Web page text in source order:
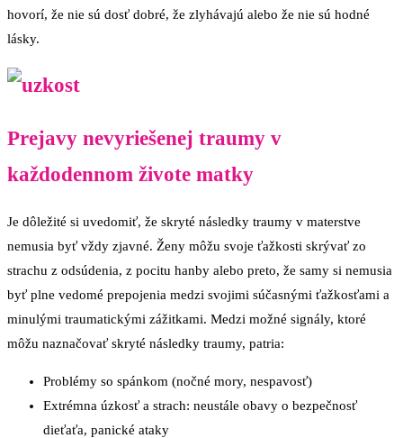
hovorí, že nie sú dosť dobré, že zlyhávajú alebo že nie sú hodné
lásky.
Prejavy nevyriešenej traumy v
každodennom živote matky
Je dôležité si uvedomiť, že skryté následky traumy v materstve
nemusia byť vždy zjavné. Ženy môžu svoje ťažkosti skrývať zo
strachu z odsúdenia, z pocitu hanby alebo preto, že samy si nemusia
byť plne vedomé prepojenia medzi svojimi súčasnými ťažkosťami a
minulými traumatickými zážitkami. Medzi možné signály, ktoré
môžu naznačovať skryté následky traumy, patria:
Problémy so spánkom (nočné mory, nespavosť)
Extrémna úzkosť a strach: neustále obavy o bezpečnosť
dieťaťa, panické ataky